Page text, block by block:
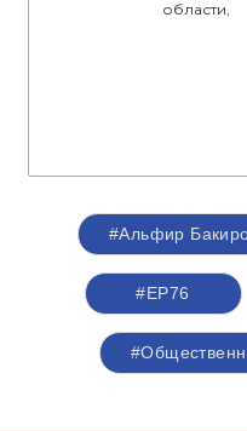
области,
#Альфир
#ЕР76